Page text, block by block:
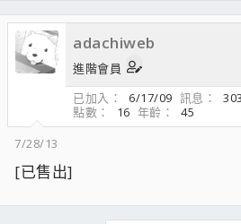
adachiweb
進階會員
已加入
6/17/09 訊息 303
點數
16 年齡
45
7/28/13
[已售出]